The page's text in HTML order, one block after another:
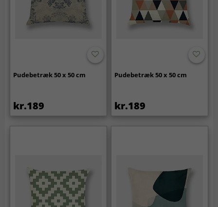
Pudebetræk 50 x 50 cm
kr.189
Pudebetræk 50 x 50 cm
kr.189